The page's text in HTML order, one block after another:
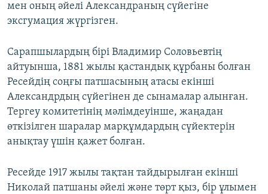
мен оның әйелі Александраның сүйегіне
эксгумация жүргізген.
Сарапшылардың бірі Владимир Соловьевтің
айтуынша, 1881 жылы қастандық құрбаны болған
Ресейдің соңғы патшасының атасы екінші
Александрдың сүйегінен де сынамалар алынған.
Тергеу комитетінің мәлімдеуінше, жаңадан
өткізілген шаралар марқұмдардың сүйектерін
анықтау үшін қажет болған.
Ресейде 1917 жылы тақтан тайдырылған екінші
Николай патшаны әйелі және төрт қыз, бір ұлымен